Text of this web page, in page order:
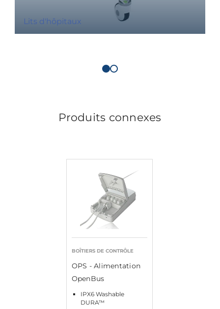
Lits d'hôpitaux
Produits connexes
BOÎTIERS DE CONTRÔLE
OPS - Alimentation
OpenBus
IPX6 Washable
DURA™